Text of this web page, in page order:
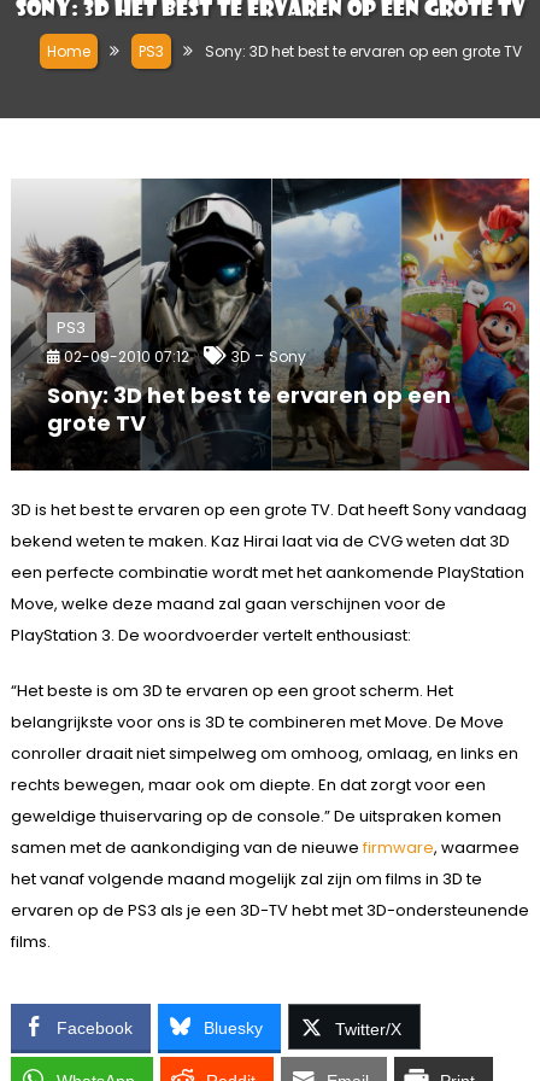
Sony: 3D het best te ervaren op een grote TV
Home PS3 Sony: 3D het best te ervaren op een grote TV
PS3
02-09-2010 07:12 3D- Sony
Sony: 3D het best te ervaren op een
grote TV
3D is het best te ervaren op een grote TV. Dat heeft Sony vandaag
bekend weten te maken. Kaz Hirai laat via de CVG weten dat 3D
een perfecte combinatie wordt met het aankomende PlayStation
Move, welke deze maand zal gaan verschijnen voor de
PlayStation 3. De woordvoerder vertelt enthousiast:
“Het beste is om 3D te ervaren op een groot scherm. Het
belangrijkste voor ons is 3D te combineren met Move. De Move
conroller draait niet simpelweg om omhoog, omlaag, en links en
rechts bewegen, maar ook om diepte. En dat zorgt voor een
geweldige thuiservaring op de console.” De uitspraken komen
samen met de aankondiging van de nieuwefirmware, waarmee
het vanaf volgende maand mogelijk zal zijn om films in 3D te
ervaren op de PS3 als je een 3D-TV hebt met 3D-ondersteunende
films.
Facebook Bluesky Twitter/X